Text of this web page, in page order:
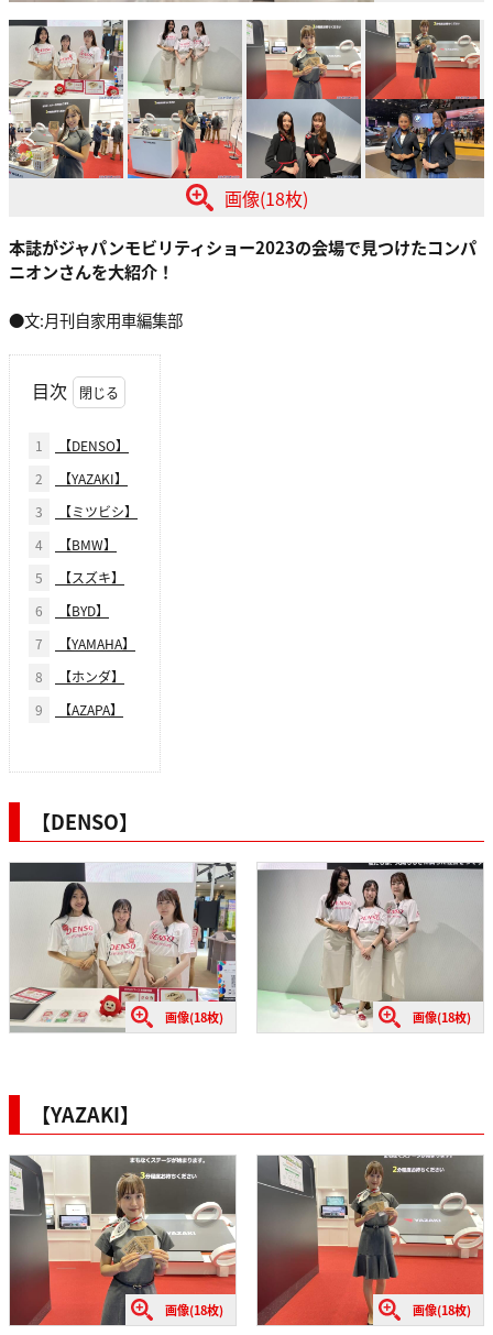
画像(18枚)
本誌がジャパンモビリティショー2023の会場で見つけたコンパ
ニオンさんを大紹介！
●文:月刊自家用車編集部
目次
1
【DENSO】
2
【YAZAKI】
3
【ミツビシ】
4
【BMW】
5
【スズキ】
6
【BYD】
7
【YAMAHA】
8
【ホンダ】
9
【AZAPA】
【DENSO】
画像(18枚) 画像(18枚)
【YAZAKI】
画像(18枚) 画像(18枚)